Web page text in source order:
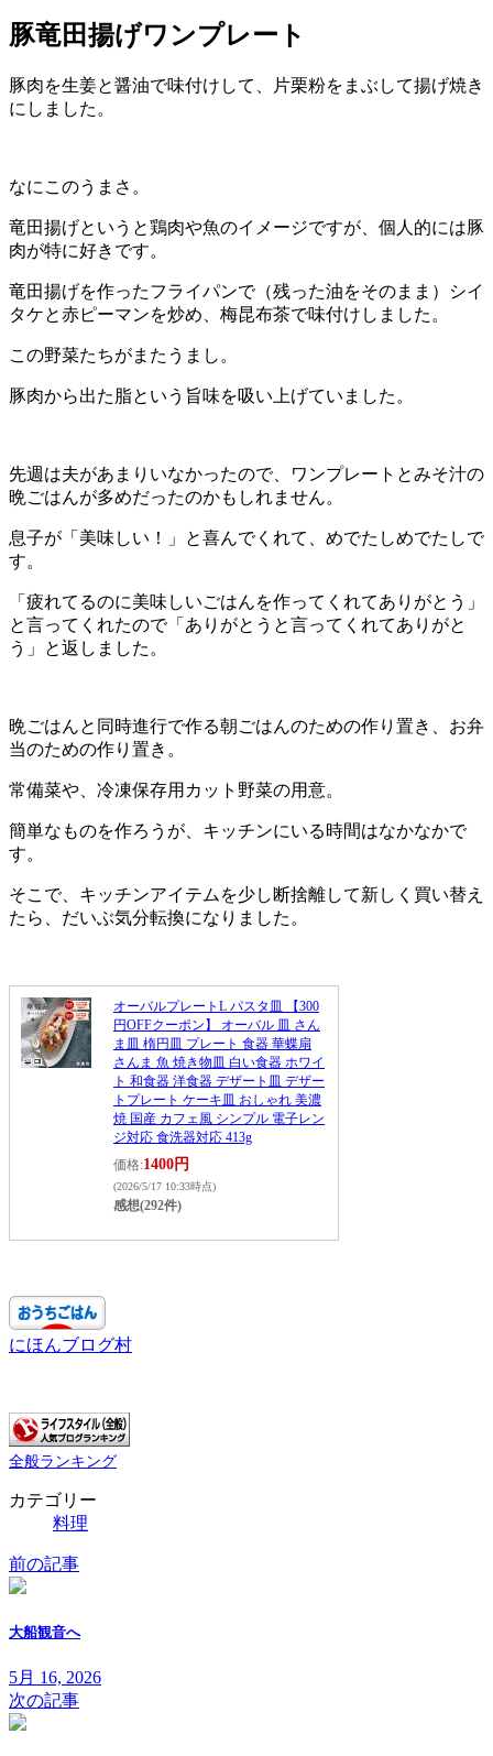
豚竜田揚げワンプレート
豚肉を生姜と醤油で味付けして、片栗粉をまぶして揚げ焼き
にしました。
なにこのうまさ。
竜田揚げというと鶏肉や魚のイメージですが、個人的には豚
肉が特に好きです。
竜田揚げを作ったフライパンで（残った油をそのまま）シイ
タケと赤ピーマンを炒め、梅昆布茶で味付けしました。
この野菜たちがまたうまし。
豚肉から出た脂という旨味を吸い上げていました。
先週は夫があまりいなかったので、ワンプレートとみそ汁の
晩ごはんが多めだったのかもしれません。
息子が「美味しい！」と喜んでくれて、めでたしめでたしで
す。
「疲れてるのに美味しいごはんを作ってくれてありがとう」
と言ってくれたので「ありがとうと言ってくれてありがと
う」と返しました。
晩ごはんと同時進行で作る朝ごはんのための作り置き、お弁
当のための作り置き。
常備菜や、冷凍保存用カット野菜の用意。
簡単なものを作ろうが、キッチンにいる時間はなかなかで
す。
そこで、キッチンアイテムを少し断捨離して新しく買い替え
たら、だいぶ気分転換になりました。
オーバルプレートL パスタ皿 【300
円OFFクーポン】 オーバル 皿 さん
ま皿 楕円皿 プレート 食器 華蝶扇
さんま 魚 焼き物皿 白い食器 ホワイ
ト 和食器 洋食器 デザート皿 デザー
トプレート ケーキ皿 おしゃれ 美濃
焼 国産 カフェ風 シンプル 電子レン
ジ対応 食洗器対応 413g
価格:1400円
(2026/5/17 10:33時点)
感想(292件)
にほんブログ村
全般ランキング
カテゴリー
料理
前の記事
大船観音へ
5月 16, 2026
次の記事